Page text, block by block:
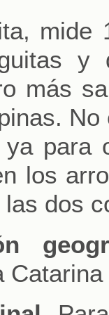
mide
y
más
ya para
los
las dos